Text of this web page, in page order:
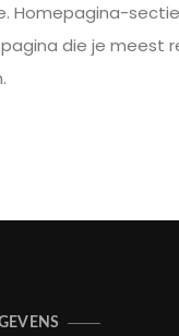
Homepagina-
die je meest